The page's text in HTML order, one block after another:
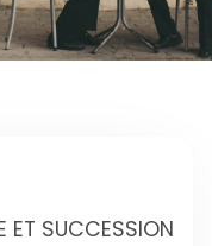
ET SUCCESSION